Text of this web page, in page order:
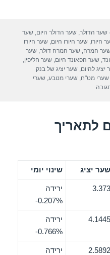
תגיות
שער הדולר,שער הדולר היום,שער
היורו,שער היורו היום,שער היורו
המרה,שער המרה דולר,שער
,שער הפאונד היום,שער חליפין,
יציג להיום,שער יציג של בנק
שערי מט"ח,שערי מטבע,שערי
לתאריך
שער יציג שינוי יומי
3.373
ירידה
‎-0.207%
4.1445
ירידה
‎-0.766%
2.5892
ירידה